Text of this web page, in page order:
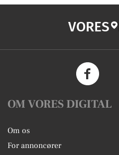
VORES
OM VORES DIGITAL
Om os
For annoncører